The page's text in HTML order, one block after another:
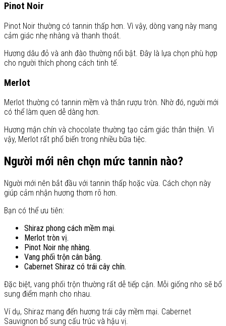
Pinot Noir
Pinot Noir thường có tannin thấp hơn. Vì vậy, dòng vang này mang
cảm giác nhẹ nhàng và thanh thoát.
Hương dâu đỏ và anh đào thường nổi bật. Đây là lựa chọn phù hợp
cho người thích phong cách tinh tế.
Merlot
Merlot thường có tannin mềm và thân rượu tròn. Nhờ đó, người mới
có thể làm quen dễ dàng hơn.
Hương mận chín và chocolate thường tạo cảm giác thân thiện. Vì
vậy, Merlot rất phổ biến trong nhiều bữa tiệc.
Người mới nên chọn mức tannin nào?
Người mới nên bắt đầu với tannin thấp hoặc vừa. Cách chọn này
giúp cảm nhận hương thơm rõ hơn.
Bạn có thể ưu tiên:
Shiraz phong cách mềm mại.
Merlot tròn vị.
Pinot Noir nhẹ nhàng.
Vang phối trộn cân bằng.
Cabernet Shiraz có trái cây chín.
Đặc biệt, vang phối trộn thường rất dễ tiếp cận. Mỗi giống nho sẽ bổ
sung điểm mạnh cho nhau.
Ví dụ, Shiraz mang đến hương trái cây mềm mại. Cabernet
Sauvignon bổ sung cấu trúc và hậu vị.